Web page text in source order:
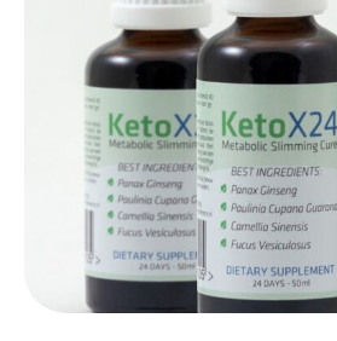
Happyness &
Lifestyle, Sport &
Gadgets & Tech
Top 5 van Valerie
Health & Beauty
Huis & Tuin
Nieuws & Media